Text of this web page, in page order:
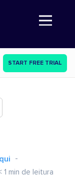
Abre a navegação
START FREE TRIAL
1 min de leitura